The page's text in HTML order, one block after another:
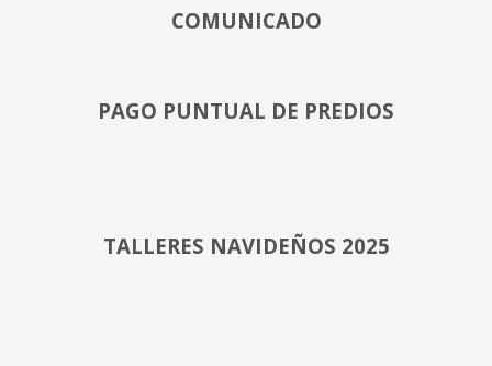
COMUNICADO
PAGO PUNTUAL DE PREDIOS
TALLERES NAVIDEÑOS 2025